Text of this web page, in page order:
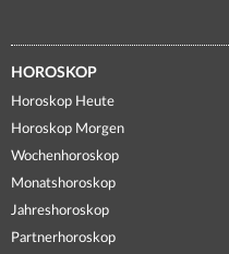
HOROSKOP
Horoskop Heute
Horoskop Morgen
Wochenhoroskop
Monatshoroskop
Jahreshoroskop
Partnerhoroskop